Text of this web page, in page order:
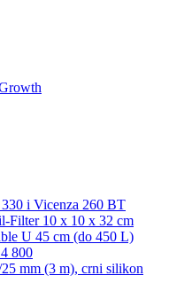
i Vicenza 260 BT
10 x 10 x 32 cm
U 45 cm (do 450 L)
800
mm (3 m), crni silikon